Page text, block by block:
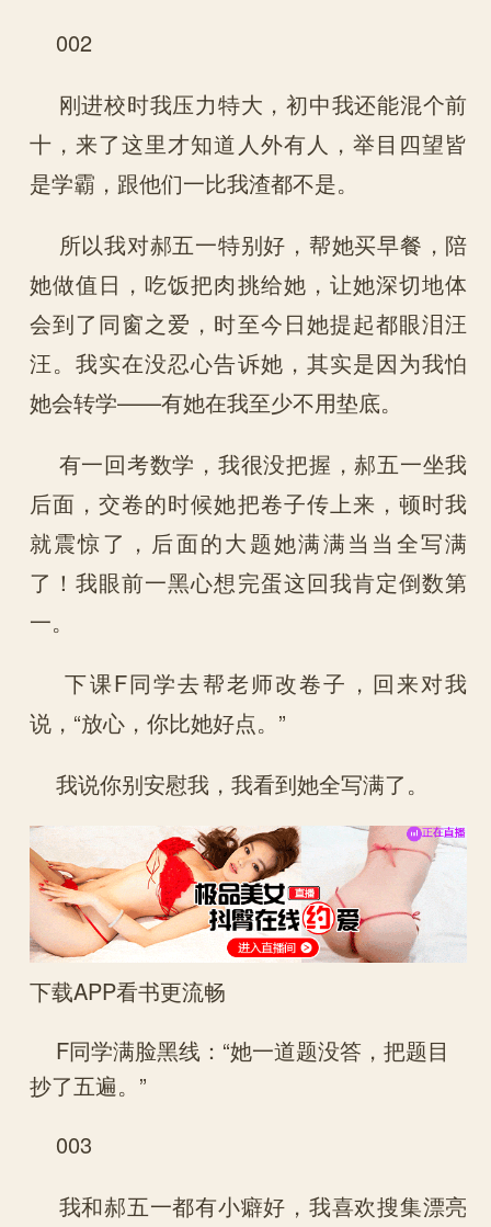
002
刚进校时我压力特大，初中我还能混个前
十，来了这里才知道人外有人，举目四望皆
是学霸，跟他们一比我渣都不是。
所以我对郝五一特别好，帮她买早餐，陪
她做值日，吃饭把肉挑给她，让她深切地体
会到了同窗之爱，时至今日她提起都眼泪汪
汪。我实在没忍心告诉她，其实是因为我怕
她会转学——有她在我至少不用垫底。
有一回考数学，我很没把握，郝五一坐我
后面，交卷的时候她把卷子传上来，顿时我
就震惊了，后面的大题她满满当当全写满
了！我眼前一黑心想完蛋这回我肯定倒数第
一。
下课F同学去帮老师改卷子，回来对我
说，“放心，你比她好点。”
我说你别安慰我，我看到她全写满了。
下载APP看书更流畅
F同学满脸黑线：“她一道题没答，把题目
抄了五遍。”
003
我和郝五一都有小癖好，我喜欢搜集漂亮